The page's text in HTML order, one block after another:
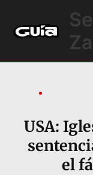
contenido
USA:
el